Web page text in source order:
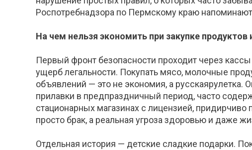
Роспотребнадзора по Пермскому краю напоминают
На чем нельзя экономить при закупке продуктов
Первый фронт безопасности проходит через кассы
ущерб легальности. Покупать мясо, молочные
объявлений — это не экономия, а русскаярулетка.
прилавки в предпраздничный период, часто
стационарных магазинах с лицензией, придирчиво
просто брак, а реальная угроза здоровью и даже
Отдельная история — детские сладкие подарки.